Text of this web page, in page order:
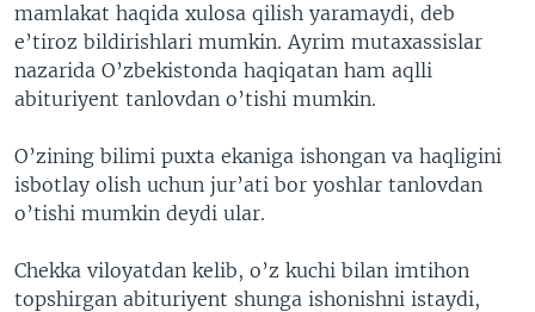
mamlakat haqida xulosa qilish yaramaydi, deb
e’tiroz bildirishlari mumkin. Ayrim mutaxassislar
nazarida O’zbekistonda haqiqatan ham aqlli
abituriyent tanlovdan o’tishi mumkin.
O’zining bilimi puxta ekaniga ishongan va haqligini
isbotlay olish uchun jur’ati bor yoshlar tanlovdan
o’tishi mumkin deydi ular.
Chekka viloyatdan kelib, o’z kuchi bilan imtihon
topshirgan abituriyent shunga ishonishni istaydi,